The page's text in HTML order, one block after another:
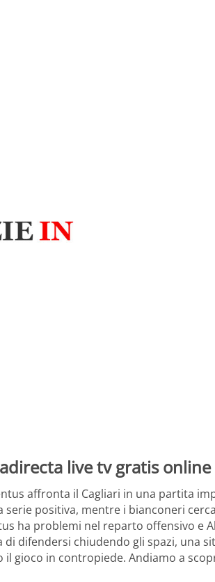
affronta il Cagliari in una partita
positiva, mentre i bianconeri
ha problemi nel reparto offensivo e
di difendersi chiudendo gli spazi, una
gioco in contropiede. Andiamo a